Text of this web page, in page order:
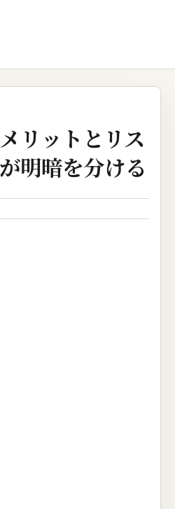
リットとリス
明暗を分ける